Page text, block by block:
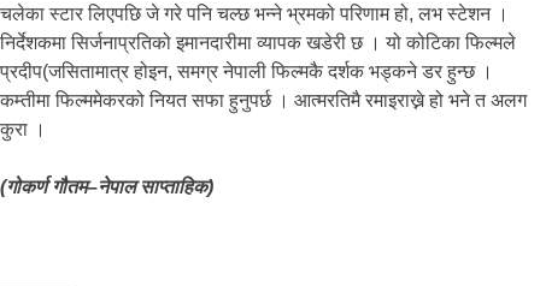
चलेका स्टार लिएपछि जे गरे पनि चल्छ भन्ने भ्रमको परिणाम हो, लभ स्टेशन ।
निर्देशकमा सिर्जनाप्रतिको इमानदारीमा व्यापक खडेरी छ । यो कोटिका फिल्मले
प्रदीप(जसितामात्र होइन, समग्र नेपाली फिल्मकै दर्शक भड्कने डर हुन्छ ।
कम्तीमा फिल्ममेकरको नियत सफा हुनुपर्छ । आत्मरतिमै रमाइराख्ने हो भने त अलग
कुरा ।
(गोकर्ण गौतम–नेपाल साप्ताहिक)